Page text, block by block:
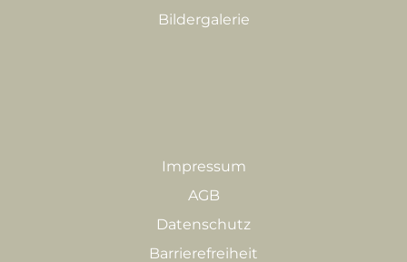
Bildergalerie
Impressum
AGB
Datenschutz
Barrierefreiheit